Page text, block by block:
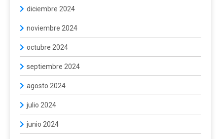
diciembre 2024
noviembre 2024
octubre 2024
septiembre 2024
agosto 2024
julio 2024
junio 2024